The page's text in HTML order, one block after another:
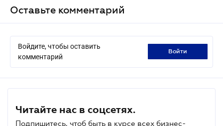
Оставьте комментарий
Войдите, чтобы оставить
комментарий
войти
Читайте нас в соцсетях.
Подпишитесь, чтоб быть в курсе всех бизнес-